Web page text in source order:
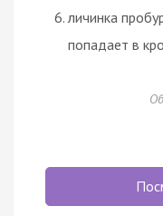
личинка
попадает в